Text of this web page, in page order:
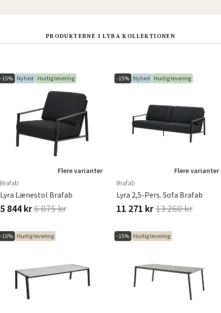
PRODUKTERNE I LYRA KOLLEKTIONEN
-15% Nyhed Hurtig levering
Flere varianter
Brafab
Lyra Lænestol Brafab
5 844 kr6 875 kr
-15% Nyhed Hurtig levering
Flere varianter
Brafab
Lyra 2,5-Pers. Sofa Brafab
11 271 kr13 260 kr
-15% Hurtig levering -15% Hurtig levering